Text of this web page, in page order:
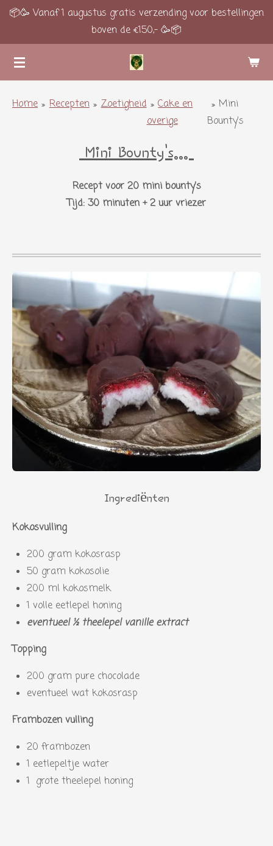
Ga
de
hoofdinhoud
📦🥳 Vanaf 1 augustus gratis verzending voor bestellingen
boven de €150,- 🥳📦
Home » Recepten » Zoetigheid » Cake en
overige
» Mini
Bounty's
Mini Bounty's...
Recept voor 20 mini bounty's
Tijd: 30 minuten + 2 uur vriezer
Ingrediënten
Kokosvulling
200 gram kokosrasp
50 gram kokosolie
200 ml kokosmelk
1 volle eetlepel honing
eventueel ½ theelepel vanille extract
Topping
200 gram pure chocolade
eventueel wat kokosrasp
Frambozen vulling
20 frambozen
1 eetlepeltje water
1 grote theelepel honing